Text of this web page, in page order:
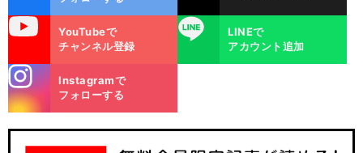
YouTubeで
チャンネル登録
LINE
LINEで
アカウント追加
m
Instagramで
フォローする